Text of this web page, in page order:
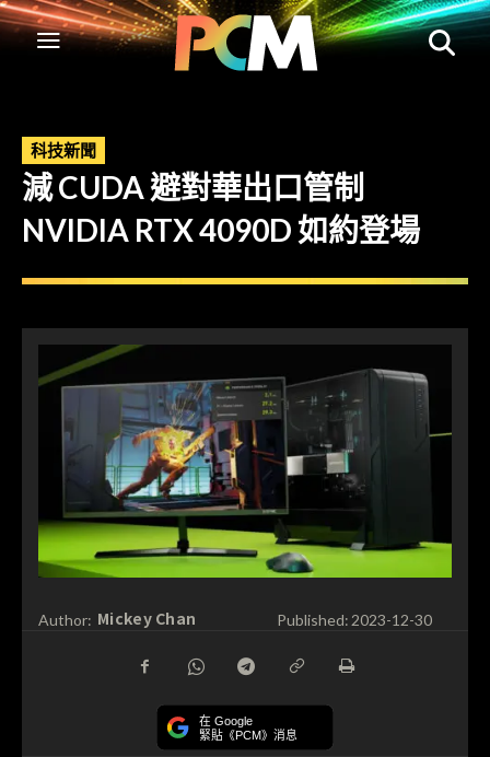
科技新聞
減 CUDA 避對華出口管制
NVIDIA RTX 4090D 如約登場
Author: Mickey Chan Published: 2023-12-30
在 Google
緊貼《PCM》消息